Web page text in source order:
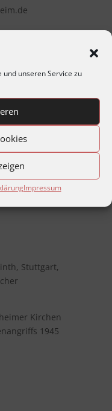
und unseren Service zu
Impressum
mit
Bernhard Ihle
Pforzheim
Stuttgart,
Kirchen
1945